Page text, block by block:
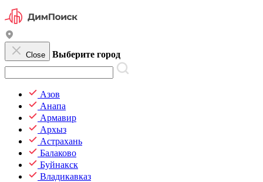
Close Выберите город
Азов
Анапа
Армавир
Архыз
Астрахань
Балаково
Буйнакск
Владикавказ